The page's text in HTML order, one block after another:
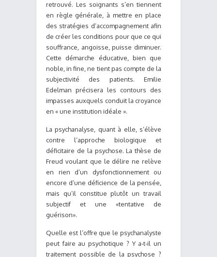
retrouvé. Les soignants s’en tiennent
en règle générale, à mettre en place
des stratégies d’accompagnement afin
de créer les conditions pour que ce qui
souffrance, angoisse, puisse diminuer.
Cette démarche éducative, bien que
noble, in fine, ne tient pas compte de la
subjectivité des patients. Emilie
Edelman précisera les contours des
impasses auxquels conduit la croyance
en « une institution idéale ».
La psychanalyse, quant à elle, s’élève
contre l’approche biologique et
déficitaire de la psychose. La thèse de
Freud voulant que le délire ne relève
en rien d’un dysfonctionnement ou
encore d’une déficience de la pensée,
mais qu’il constitue plutôt un travail
subjectif et une «tentative de
guérison».
Quelle est l’offre que le psychanalyste
peut faire au psychotique ? Y a-t-il un
traitement possible de la psychose ?